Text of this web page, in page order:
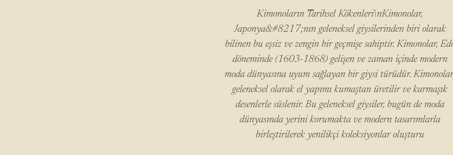
Kimonoların Tarihsel Kökenleri\nKimonolar,
Japonya&#8217;nın geleneksel giysilerinden biri olarak
bilinen bu eşsiz ve zengin bir geçmişe sahiptir. Kimonolar,
döneminde (1603-1868) gelişen ve zaman içinde modern
moda dünyasına uyum sağlayan bir giysi türüdür.
geleneksel olarak el yapımı kumaştan üretilir ve karmaşık
desenlerle süslenir. Bu geleneksel giysiler, bugün de moda
dünyasında yerini korumakta ve modern tasarımlarla
birleştirilerek yenilikçi koleksiyonlar oluşturu